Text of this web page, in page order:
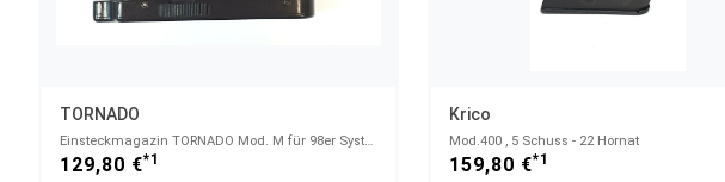
TORNADO
Einsteckmagazin TORNADO Mod. M für 98er Systeme - .308 / 8x57Js - 3 Schuss - .308/8x57
129,80 €*1
Krico
Mod.400 , 5 Schuss - 22 Hornat
159,80 €*1